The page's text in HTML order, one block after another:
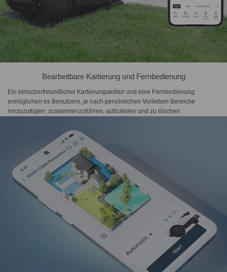
Bearbeitbare Kartierung und Fernbedienung
Ein benutzerfreundlicher Kartierungseditor und eine Fernbedienung
ermöglichen es Benutzern, je nach persönlichen Vorlieben Bereiche
hinzuzufügen, zusammenzuführen, aufzuteilen und zu löschen.